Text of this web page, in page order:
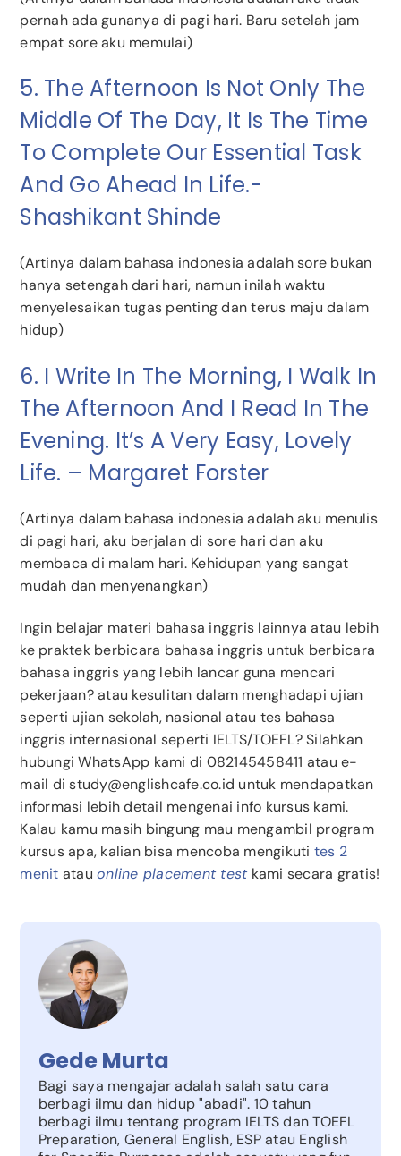
pernah ada gunanya di pagi hari. Baru setelah jam
empat sore aku memulai)
5. The Afternoon Is Not Only The
Middle Of The Day, It Is The Time
To Complete Our Essential Task
And Go Ahead In Life.-
Shashikant Shinde
(Artinya dalam bahasa indonesia adalah sore bukan
hanya setengah dari hari, namun inilah waktu
menyelesaikan tugas penting dan terus maju dalam
hidup)
6. I Write In The Morning, I Walk In
The Afternoon And I Read In The
Evening. It’s A Very Easy, Lovely
Life. – Margaret Forster
(Artinya dalam bahasa indonesia adalah aku menulis
di pagi hari, aku berjalan di sore hari dan aku
membaca di malam hari. Kehidupan yang sangat
mudah dan menyenangkan)
Ingin belajar materi bahasa inggris lainnya atau lebih
ke praktek berbicara bahasa inggris untuk berbicara
bahasa inggris yang lebih lancar guna mencari
pekerjaan? atau kesulitan dalam menghadapi ujian
seperti ujian sekolah, nasional atau tes bahasa
inggris internasional seperti IELTS/TOEFL? Silahkan
hubungi WhatsApp kami di 082145458411 atau e-
mail di study@englishcafe.co.id untuk mendapatkan
informasi lebih detail mengenai info kursus kami.
Kalau kamu masih bingung mau mengambil program
kursus apa, kalian bisa mencoba mengikuti tes 2
menit atauonline placement testkami secara gratis!
Gede Murta
Bagi saya mengajar adalah salah satu cara
berbagi ilmu dan hidup "abadi". 10 tahun
berbagi ilmu tentang program IELTS dan TOEFL
Preparation, General English, ESP atau English